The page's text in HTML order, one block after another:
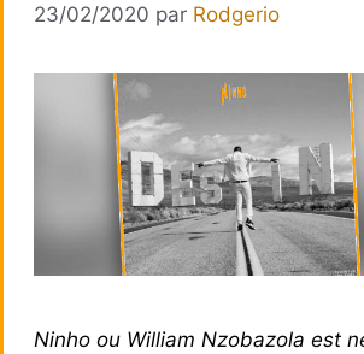
23/02/2020 par Rodgerio
Ninho ou William Nzobazola est